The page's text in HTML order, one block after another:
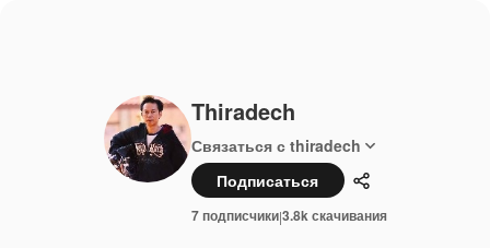
Thiradech
Связаться с thiradech
Подписаться
Поделиться
7 подписчики|3.8k скачивания